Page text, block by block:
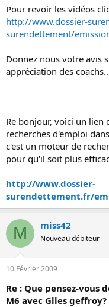
Pour revoir les vidéos
http://www.dossier-
surendettement/
Donnez nous votre avis
appréciation des
Re bonjour, voici un
recherches d'emploi
c'est un moteur de
pour qu'il soit plus
http://www.dossier-
surendettement.fr/
M miss42
Nouveau débiteur
10 Février 2009
Re : Que pensez-vous
M6 avec Glles geffroy?